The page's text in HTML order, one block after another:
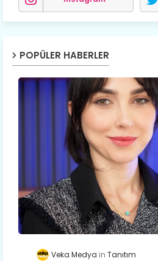
POPÜLER HABERLER
Veka Medya Tanıtım